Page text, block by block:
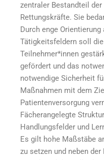
zentraler Bestandteil
Rettungskräfte. Sie
Durch enge
Tätigkeitsfeldern soll
Teilnehmer*innen
gefördert und das
notwendige Sicherheit
Maßnahmen mit dem
Patientenversorgung
Fächerangelegte
Handlungsfelder und
Es gilt hohe Maßstäbe
zu setzen und neben